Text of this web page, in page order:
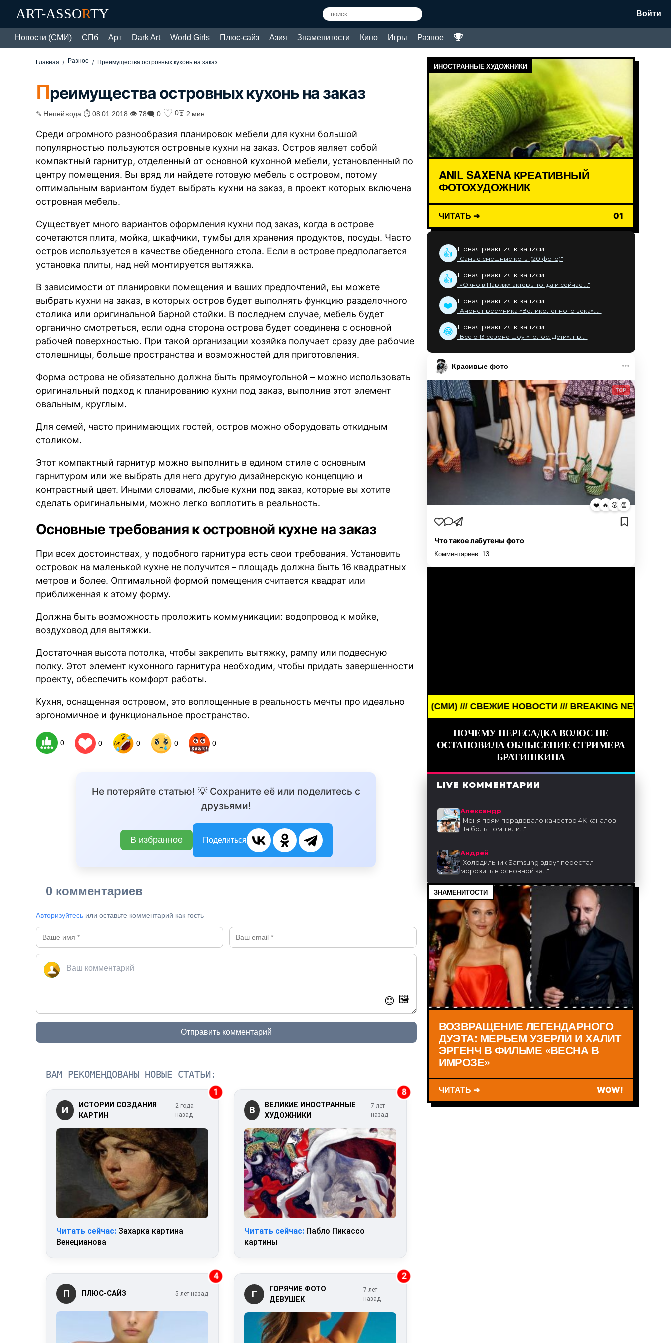
ART-ASSORTY Войти
Новости (СМИ) СПб Арт Dark Art World Girls Плюс-сайз Азия Знаменитости Кино Игры Разное
Главная Разное Преимущества островных кухонь на заказ
Преимущества островных кухонь на заказ
✎ Непейвода ⏱ 08.01.2018 👁 78🗨 0 ♡ 0⏳ 2 мин
Среди огромного разнообразия планировок мебели для кухни большой
популярностью пользуются островные кухни на заказ. Остров являет собой
компактный гарнитур, отделенный от основной кухонной мебели, установленный по
центру помещения. Вы вряд ли найдете готовую мебель с островом, потому
оптимальным вариантом будет выбрать кухни на заказ, в проект которых включена
островная мебель.
Существует много вариантов оформления кухни под заказ, когда в острове
сочетаются плита, мойка, шкафчики, тумбы для хранения продуктов, посуды. Часто
остров используется в качестве обеденного стола. Если в острове предполагается
установка плиты, над ней монтируется вытяжка.
В зависимости от планировки помещения и ваших предпочтений, вы можете
выбрать кухни на заказ, в которых остров будет выполнять функцию разделочного
столика или оригинальной барной стойки. В последнем случае, мебель будет
органично смотреться, если одна сторона острова будет соединена с основной
рабочей поверхностью. При такой организации хозяйка получает сразу две рабочие
столешницы, больше пространства и возможностей для приготовления.
Форма острова не обязательно должна быть прямоугольной – можно использовать
оригинальный подход к планированию кухни под заказ, выполнив этот элемент
овальным, круглым.
Для семей, часто принимающих гостей, остров можно оборудовать откидным
столиком.
Этот компактный гарнитур можно выполнить в едином стиле с основным
гарнитуром или же выбрать для него другую дизайнерскую концепцию и
контрастный цвет. Иными словами, любые кухни под заказ, которые вы хотите
сделать оригинальными, можно легко воплотить в реальность.
Основные требования к островной кухне на заказ
При всех достоинствах, у подобного гарнитура есть свои требования. Установить
островок на маленькой кухне не получится – площадь должна быть 16 квадратных
метров и более. Оптимальной формой помещения считается квадрат или
приближенная к этому форму.
Должна быть возможность проложить коммуникации: водопровод к мойке,
воздуховод для вытяжки.
Достаточная высота потолка, чтобы закрепить вытяжку, рампу или подвесную
полку. Этот элемент кухонного гарнитура необходим, чтобы придать завершенности
проекту, обеспечить комфорт работы.
Кухня, оснащенная островом, это воплощенные в реальность мечты про идеально
эргономичное и функциональное пространство.
0 0 0 0 0
Не потеряйте статью! 💡 Сохраните её или поделитесь с
друзьями!
В избранное Поделиться
0 комментариев
Авторизуйтесь или оставьте комментарий как гость
😊 🖼️
Отправить комментарий
ВАМ РЕКОМЕНДОВАНЫ НОВЫЕ СТАТЬИ:
1
И
ИСТОРИИ СОЗДАНИЯ
КАРТИН
2 года
назад
Читать сейчас: Захарка картина
Венецианова
8
В
ВЕЛИКИЕ ИНОСТРАННЫЕ
ХУДОЖНИКИ
7 лет
назад
Читать сейчас: Пабло Пикассо
картины
4
П ПЛЮС-САЙЗ 5 лет назад
2
Г
ГОРЯЧИЕ ФОТО
ДЕВУШЕК
7 лет
назад
ИНОСТРАННЫЕ ХУДОЖНИКИ
ANIL SAXENA КРЕАТИВНЫЙ
ФОТОХУДОЖНИК
ЧИТАТЬ ➔ 01
👍 Новая реакция к записи
"Самые смешные коты (20 фото)"
👍 Новая реакция к записи
"«Окно в Париж» актёры тогда и сейчас ..."
❤️ Новая реакция к записи
"Анонс преемника «Великолепного века»:..."
😂 Новая реакция к записи
"Все о 13 сезоне шоу «Голос. Дети»: пр..."
Красивые фото
TOP
❤️ 🔥 😮 👏
Что такое лабутены фото
Комментариев: 13
BREAKING NEWS /// НОВОСТИ (СМИ) /// СВЕЖИЕ НОВОСТИ /// BREAKING NEWS /// НОВОСТИ
ПОЧЕМУ ПЕРЕСАДКА ВОЛОС НЕ
ОСТАНОВИЛА ОБЛЫСЕНИЕ СТРИМЕРА
БРАТИШКИНА
LIVE КОММЕНТАРИИ
Александр
"Меня прям порадовало качество 4K каналов.
На большом тели..."
Андрей
"Холодильник Samsung вдруг перестал
морозить в основной ка..."
ЗНАМЕНИТОСТИ
ВОЗВРАЩЕНИЕ ЛЕГЕНДАРНОГО
ДУЭТА: МЕРЬЕМ УЗЕРЛИ И ХАЛИТ
ЭРГЕНЧ В ФИЛЬМЕ «ВЕСНА В
ИМРОЗЕ»
ЧИТАТЬ ➔ WOW!